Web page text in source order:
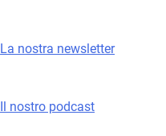
La nostra newsletter
Il nostro podcast